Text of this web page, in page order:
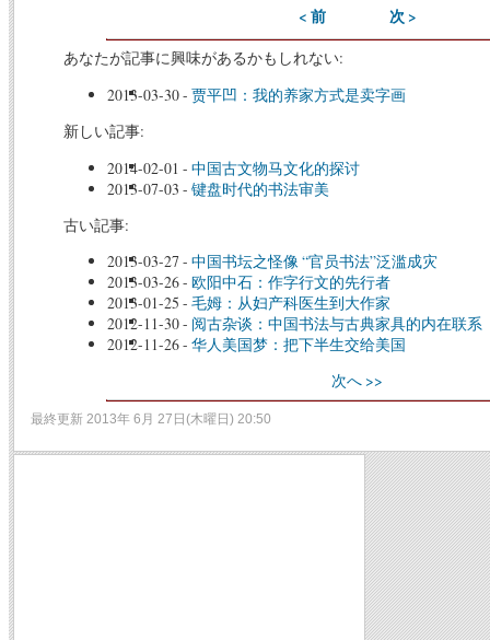
< 前 次 >
あなたが記事に興味があるかもしれない:
2013-03-30- 贾平凹：我的养家方式是卖字画
新しい記事:
2014-02-01 - 中国古文物马文化的探讨
2013-07-03 - 键盘时代的书法审美
古い記事:
2013-03-27 - 中国书坛之怪像 “官员书法”泛滥成灾
2013-03-26- 欧阳中石：作字行文的先行者
2013-01-25 - 毛姆：从妇产科医生到大作家
2012-11-30- 阅古杂谈：中国书法与古典家具的内在联系
2012-11-26- 华人美国梦：把下半生交给美国
次へ >>
最終更新 2013年 6月 27日(木曜日) 20:50